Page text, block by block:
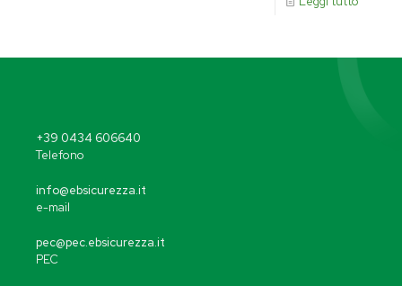
+39 0434 606640
Telefono
info@ebsicurezza.it
e-mail
pec@pec.ebsicurezza.it
PEC